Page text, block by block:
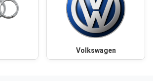
Volkswagen